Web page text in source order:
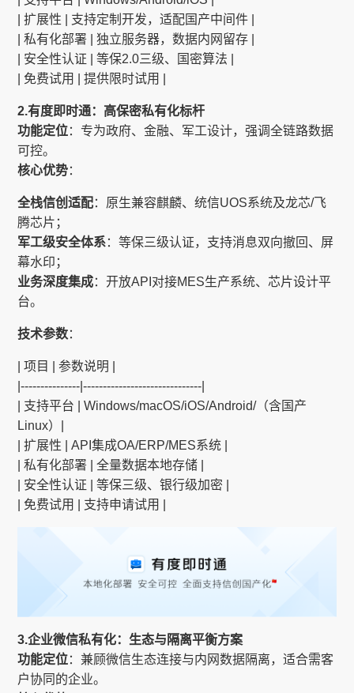
| 扩展性 | 支持定制开发，适配国产中间件 |
| 私有化部署 | 独立服务器，数据内网留存 |
| 安全性认证 | 等保2.0三级、国密算法 |
| 免费试用 | 提供限时试用 |
2.有度即时通：高保密私有化标杆
功能定位：专为政府、金融、军工设计，强调全链路数据
可控。
核心优势：
全栈信创适配：原生兼容麒麟、统信UOS系统及龙芯/飞
腾芯片；
军工级安全体系：等保三级认证，支持消息双向撤回、屏
幕水印；
业务深度集成：开放API对接MES生产系统、芯片设计平
台。
技术参数：
| 项目 | 参数说明 |
|---------------|------------------------------|
| 支持平台 | Windows/macOS/iOS/Android/（含国产
Linux）|
| 扩展性 | API集成OA/ERP/MES系统 |
| 私有化部署 | 全量数据本地存储 |
| 安全性认证 | 等保三级、银行级加密 |
| 免费试用 | 支持申请试用 |
3.企业微信私有化：生态与隔离平衡方案
功能定位：兼顾微信生态连接与内网数据隔离，适合需客
户协同的企业。